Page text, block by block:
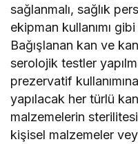
sağlanmalı, sağlık
ekipman kullanımı
Bağışlanan kan ve
serolojik testler
prezervatif
yapılacak her türlü
malzemelerin
kişisel malzemeler